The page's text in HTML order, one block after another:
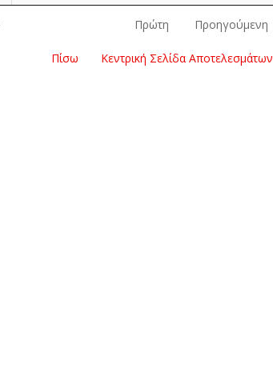
Πρώτη Προηγούμενη
Πίσω Κεντρική Σελίδα Αποτελεσμάτων